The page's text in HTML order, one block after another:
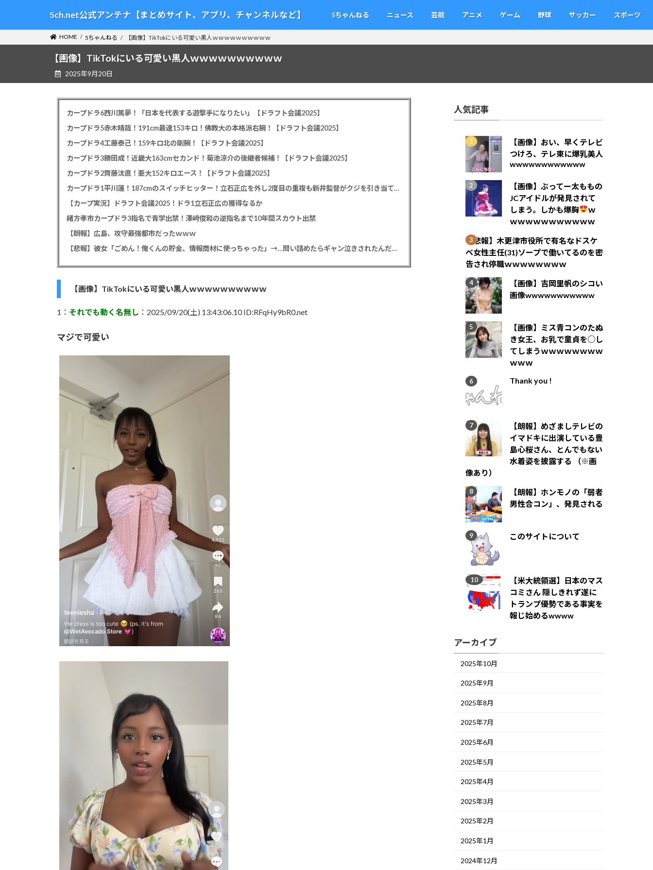
テ
ゲ
5ch.net公式アンテナ【まとめサイト、アプリ、チャンネルなど】 5ちゃんねる ニュース 芸能 アニメ ゲーム 野球 サッカー スポーツ
HOME 5ちゃんねる 【画像】TikTokにいる可愛い黒人ｗｗｗｗｗｗｗｗｗｗ
【画像】TikTokにいる可愛い黒人ｗｗｗｗｗｗｗｗｗｗ
2025年9月20日
カープドラ6西川篤夢！「日本を代表する遊撃手になりたい」【ドラフト会議2025】
カープドラ5赤木晴哉！191cm最速153キロ！佛教大の本格派右腕！【ドラフト会議2025】
カープドラ4工藤泰己！159キロ北の剛腕！【ドラフト会議2025】
カープドラ3勝田成！近畿大163cmセカンド！菊池涼介の後継者候補！【ドラフト会議2025】
カープドラ2齊藤汰直！亜大152キロエース！【ドラフト会議2025】
カープドラ1平川蓮！187cmのスイッチヒッター！立石正広を外し2度目の重複も新井監督がクジを引き当てる！【ドラフト会議2025】
【カープ実況】ドラフト会議2025！ドラ1立石正広の獲得なるか
緒方孝市カープドラ3指名で青学出禁！澤﨑俊和の逆指名まで10年間スカウト出禁
【朗報】広島、攻守最強都市だったｗｗｗ
【悲報】彼女「ごめん！俺くんの貯金、情報商材に使っちゃった」→…問い詰めたらギャン泣きされたんだが俺が悪いのか？
【画像】TikTokにいる可愛い黒人ｗｗｗｗｗｗｗｗｗｗ
1： それでも動く名無し ：2025/09/20(土) 13:43:06.10 ID:RFqHy9bR0.net
マジで可愛い
人気記事
【画像】おい、早くテレビ
つけろ、テレ東に爆乳美人
wwwwwwwwwwww
【画像】ぶってー太ももの
JCアイドルが発見されて
しまう。しかも爆胸
ｗ
ｗｗｗｗｗｗｗｗｗｗｗ
【悲報】木更津市役所で有名なドスケ
ベ女性主任(31)ソープで働いてるのを密
告され停職ｗｗｗｗｗｗｗｗ
【画像】吉岡里帆のシコい
画像wwwwwwwwwww
【画像】ミス青コンのたぬ
き女王、お乳で童貞を○し
てしまうｗｗｗｗｗｗｗｗ
ｗｗｗ
Thank you !
【朗報】めざましテレビの
イマドキに出演している豊
島心桜さん、とんでもない
水着姿を披露する （※画
像あり）
【朗報】ホンモノの「弱者
男性合コン」、発見される
このサイトについて
【米大統領選】日本のマス
コミさん 隠しきれず遂に
トランプ優勢である事実を
報じ始めるwwww
アーカイブ
2025年10月
2025年9月
2025年8月
2025年7月
2025年6月
2025年5月
2025年4月
2025年3月
2025年2月
2025年1月
2024年12月